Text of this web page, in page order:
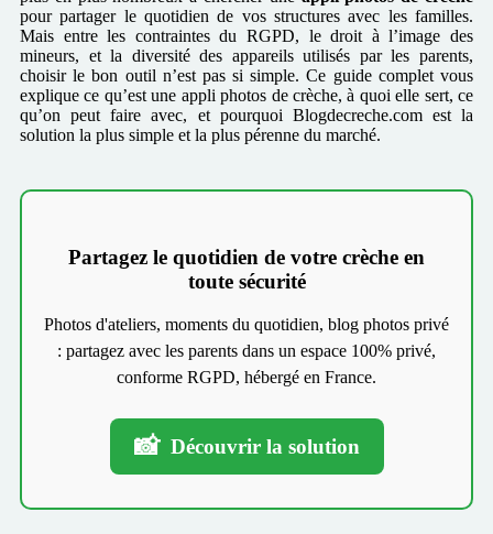
pour partager le quotidien de vos structures avec les familles.
Mais entre les contraintes du RGPD, le droit à l’image des
mineurs, et la diversité des appareils utilisés par les parents,
choisir le bon outil n’est pas si simple. Ce guide complet vous
explique ce qu’est une appli photos de crèche, à quoi elle sert, ce
qu’on peut faire avec, et pourquoi Blogdecreche.com est la
solution la plus simple et la plus pérenne du marché.
Partagez le quotidien de votre crèche en
toute sécurité
Photos d'ateliers, moments du quotidien, blog photos privé
: partagez avec les parents dans un espace 100% privé,
conforme RGPD, hébergé en France.
📸 Découvrir la solution